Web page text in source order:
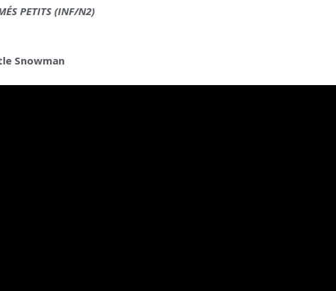
PETITS (INF/N2)
Snowman